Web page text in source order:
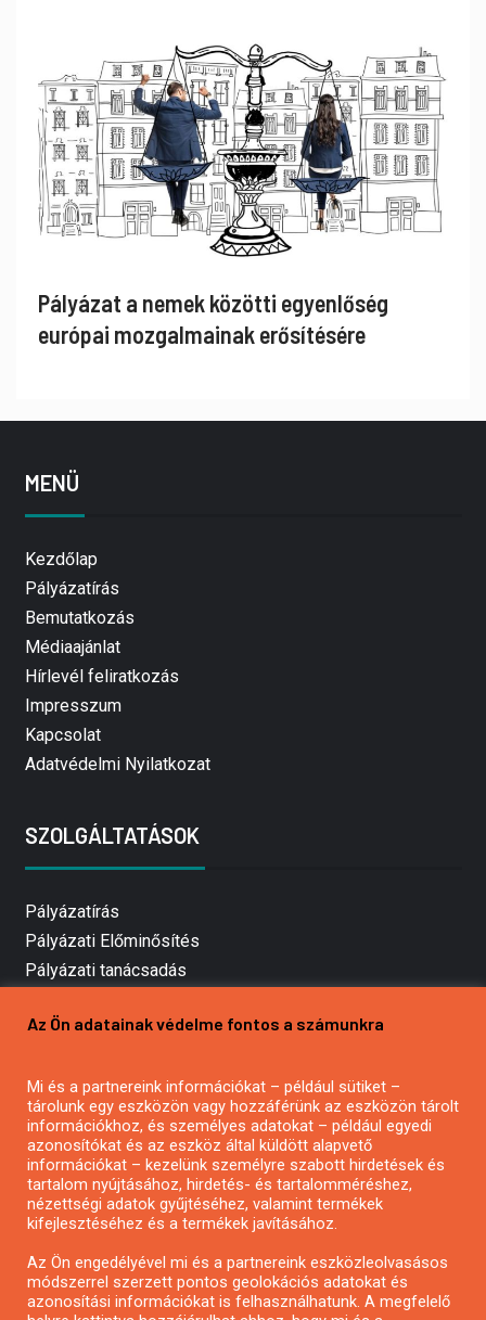
Pályázat a nemek közötti egyenlőség
európai mozgalmainak erősítésére
MENÜ
Kezdőlap
Pályázatírás
Bemutatkozás
Médiaajánlat
Hírlevél feliratkozás
Impresszum
Kapcsolat
Adatvédelmi Nyilatkozat
SZOLGÁLTATÁSOK
Pályázatírás
Pályázati Előminősítés
Pályázati tanácsadás
Mezőgazdasági pályázatírás
Pályázatírás civil szervezeteknek
Pályázatírás önkormányzatoknak
Pályázatfigyelés
Specifikus pályázatfigyelés vagy hírlevél
Az Ön adatainak védelme fontos a számunkra
Mi és a partnereink információkat – például sütiket –
tárolunk egy eszközön vagy hozzáférünk az eszközön tárolt
információkhoz, és személyes adatokat – például egyedi
azonosítókat és az eszköz által küldött alapvető
információkat – kezelünk személyre szabott hirdetések és
tartalom nyújtásához, hirdetés- és tartalomméréshez,
nézettségi adatok gyűjtéséhez, valamint termékek
kifejlesztéséhez és a termékek javításához.
Az Ön engedélyével mi és a partnereink eszközleolvasásos
módszerrel szerzett pontos geolokációs adatokat és
azonosítási információkat is felhasználhatunk. A megfelelő